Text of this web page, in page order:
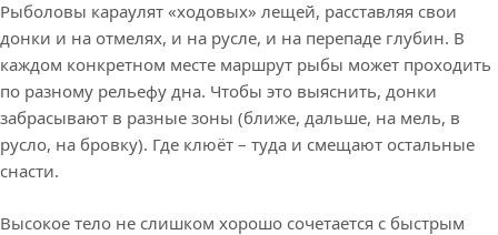
Рыболовы караулят «ходовых» лещей, расставляя свои
донки и на отмелях, и на русле, и на перепаде глубин. В
каждом конкретном месте маршрут рыбы может проходить
по разному рельефу дна. Чтобы это выяснить, донки
забрасывают в разные зоны (ближе, дальше, на мель, в
русло, на бровку). Где клюёт – туда и смещают остальные
снасти.
Высокое тело не слишком хорошо сочетается с быстрым